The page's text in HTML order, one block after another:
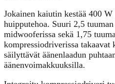
Jokainen kaiutin kestää 400
huipputehoa. Suuri 2,5
midwooferissa sekä 1,75
kompressiodriverissa takaavat
säilyttävät äänenlaadun
äänenvoimakkuuksilla.